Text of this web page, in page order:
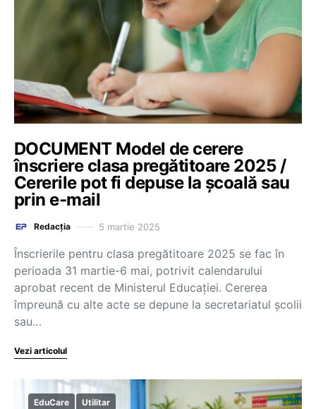
DOCUMENT Model de cerere
înscriere clasa pregătitoare 2025 /
Cererile pot fi depuse la școală sau
prin e-mail
Redacția 5 martie 2025
Înscrierile pentru clasa pregătitoare 2025 se fac în
perioada 31 martie-6 mai, potrivit calendarului
aprobat recent de Ministerul Educației. Cererea
împreună cu alte acte se depune la secretariatul școlii
sau…
Vezi articolul
EduCare Utilitar